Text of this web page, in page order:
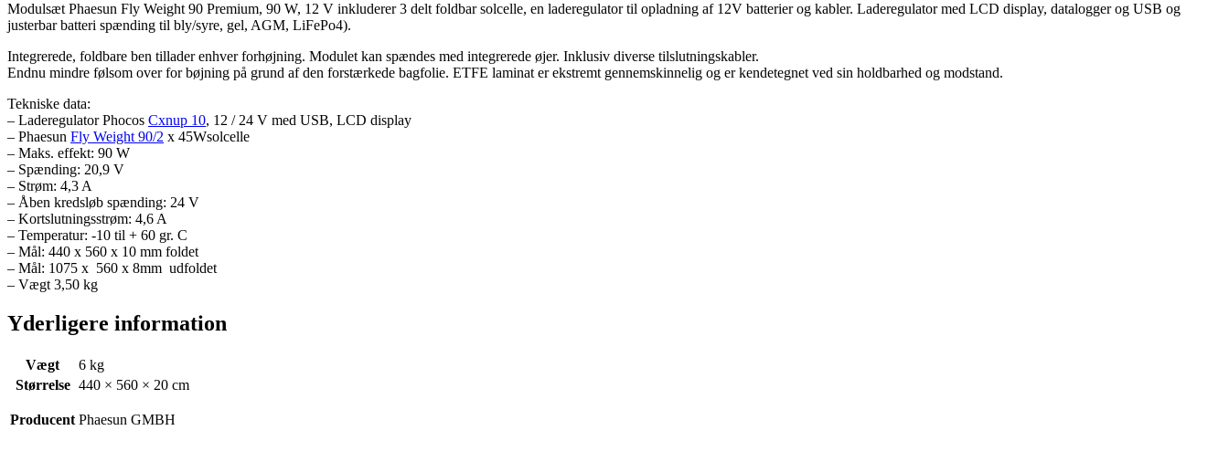
Modulsæt Phaesun Fly Weight 90 Premium, 90 W, 12 V inkluderer 3 delt foldbar solcelle, en laderegulator til opladning af 12V batterier og kabler. Laderegulator med LCD display, datalogger og USB og
justerbar batteri spænding til bly/syre, gel, AGM, LiFePo4).
Integrerede, foldbare ben tillader enhver forhøjning. Modulet kan spændes med integrerede øjer. Inklusiv diverse tilslutningskabler.
Endnu mindre følsom over for bøjning på grund af den forstærkede bagfolie. ETFE laminat er ekstremt gennemskinnelig og er kendetegnet ved sin holdbarhed og modstand.
Tekniske data:
– Laderegulator Phocos Cxnup 10, 12 / 24 V med USB, LCD display
– Phaesun Fly Weight 90/2 x 45Wsolcelle
– Maks. effekt: 90 W
– Spænding: 20,9 V
– Strøm: 4,3 A
– Åben kredsløb spænding: 24 V
– Kortslutningsstrøm: 4,6 A
– Temperatur: -10 til + 60 gr. C
– Mål: 440 x 560 x 10 mm foldet
– Mål: 1075 x 560 x 8mm udfoldet
– Vægt 3,50 kg
Yderligere information
Vægt
6 kg
Størrelse 440 × 560 × 20 cm
Producent Phaesun GMBH